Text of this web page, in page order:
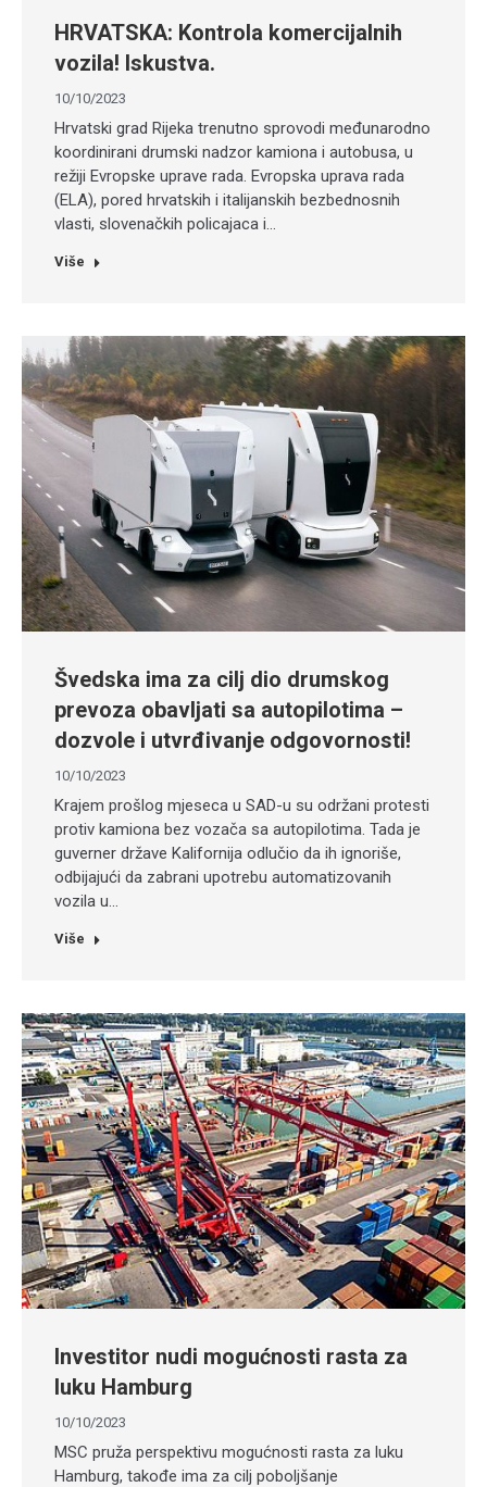
HRVATSKA: Kontrola komercijalnih
vozila! Iskustva.
10/10/2023
Hrvatski grad Rijeka trenutno sprovodi međunarodno
koordinirani drumski nadzor kamiona i autobusa, u
režiji Evropske uprave rada. Evropska uprava rada
(ELA), pored hrvatskih i italijanskih bezbednosnih
vlasti, slovenačkih policajaca i…
Više
Švedska ima za cilj dio drumskog
prevoza obavljati sa autopilotima –
dozvole i utvrđivanje odgovornosti!
10/10/2023
Krajem prošlog mjeseca u SAD-u su održani protesti
protiv kamiona bez vozača sa autopilotima. Tada je
guverner države Kalifornija odlučio da ih ignoriše,
odbijajući da zabrani upotrebu automatizovanih
vozila u…
Više
Investitor nudi mogućnosti rasta za
luku Hamburg
10/10/2023
MSC pruža perspektivu mogućnosti rasta za luku
Hamburg, takođe ima za cilj poboljšanje